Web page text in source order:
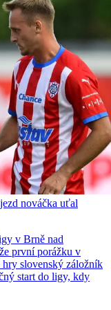
nováčka uťal
v Brně nad
první porážku v
slovenský záložník
start do ligy, kdy